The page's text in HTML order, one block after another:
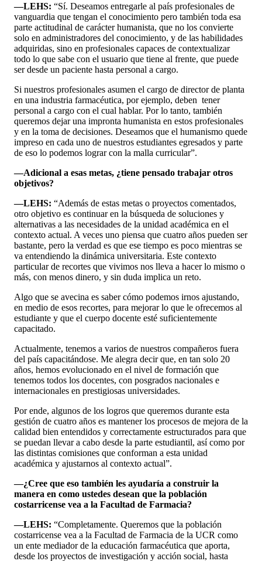
—LEHS: “Sí. Deseamos entregarle al país profesionales de
vanguardia que tengan el conocimiento pero también toda esa
parte actitudinal de carácter humanista, que no los convierte
solo en administradores del conocimiento, y de las habilidades
adquiridas, sino en profesionales capaces de contextualizar
todo lo que sabe con el usuario que tiene al frente, que puede
ser desde un paciente hasta personal a cargo.
Si nuestros profesionales asumen el cargo de director de planta
en una industria farmacéutica, por ejemplo, deben tener
personal a cargo con el cual hablar. Por lo tanto, también
queremos dejar una impronta humanista en estos profesionales
y en la toma de decisiones. Deseamos que el humanismo quede
impreso en cada uno de nuestros estudiantes egresados y parte
de eso lo podemos lograr con la malla curricular”.
—Adicional a esas metas, ¿tiene pensado trabajar otros
objetivos?
—LEHS: “Además de estas metas o proyectos comentados,
otro objetivo es continuar en la búsqueda de soluciones y
alternativas a las necesidades de la unidad académica en el
contexto actual. A veces uno piensa que cuatro años pueden ser
bastante, pero la verdad es que ese tiempo es poco mientras se
va entendiendo la dinámica universitaria. Este contexto
particular de recortes que vivimos nos lleva a hacer lo mismo o
más, con menos dinero, y sin duda implica un reto.
Algo que se avecina es saber cómo podemos irnos ajustando,
en medio de esos recortes, para mejorar lo que le ofrecemos al
estudiante y que el cuerpo docente esté suficientemente
capacitado.
Actualmente, tenemos a varios de nuestros compañeros fuera
del país capacitándose. Me alegra decir que, en tan solo 20
años, hemos evolucionado en el nivel de formación que
tenemos todos los docentes, con posgrados nacionales e
internacionales en prestigiosas universidades.
Por ende, algunos de los logros que queremos durante esta
gestión de cuatro años es mantener los procesos de mejora de la
calidad bien entendidos y correctamente estructurados para que
se puedan llevar a cabo desde la parte estudiantil, así como por
las distintas comisiones que conforman a esta unidad
académica y ajustarnos al contexto actual”.
—¿Cree que eso también les ayudaría a construir la
manera en como ustedes desean que la población
costarricense vea a la Facultad de Farmacia?
—LEHS: “Completamente. Queremos que la población
costarricense vea a la Facultad de Farmacia de la UCR como
un ente mediador de la educación farmacéutica que aporta,
desde los proyectos de investigación y acción social, hasta